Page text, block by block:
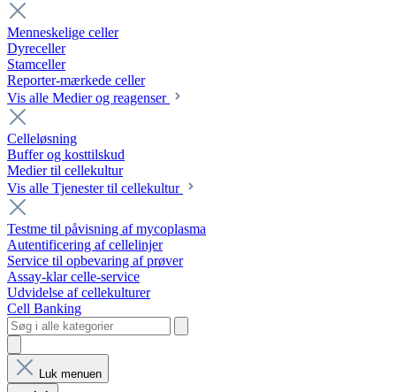
Menneskelige celler
Dyreceller
Stamceller
Reporter-mærkede celler
Vis alle Medier og reagenser
Celleløsning
Buffer og kosttilskud
Medier til cellekultur
Vis alle Tjenester til cellekultur
Testme til påvisning af mycoplasma
Autentificering af cellelinjer
Service til opbevaring af prøver
Assay-klar celle-service
Udvidelse af cellekulturer
Cell Banking
Luk menuen